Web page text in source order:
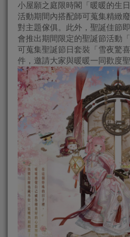
小屋願之庭限時閣「暖暖的生
活動期間內搭配師可蒐集精緻
對主題傢俱。此外，聖誕佳節
會推出期間限定的聖誕節活動
可蒐集聖誕節日套裝「雪夜驚
件，邀請大家與暖暖一同歡度聖